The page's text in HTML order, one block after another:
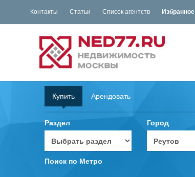
Контакты Статьи Список агентств Избранное
Купить Арендовать
Раздел Город
Поиск по Метро